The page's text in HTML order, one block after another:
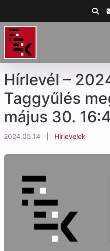
Hírlevél –
Taggyűlés
május 30.
2024.05.14 Hírlevelek